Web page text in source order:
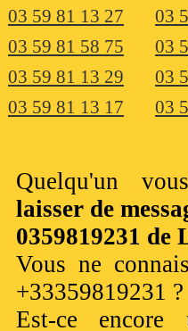
03 59 81 13 27
03
03 59 81 58 75
03
03 59 81 13 29
03
03 59 81 13 17
03
Quelqu'un
laisser de
0359819231 de
Vous ne
+33359819231 ?
Est-ce encore